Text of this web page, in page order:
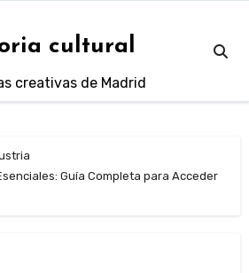
cultural
creativas de Madrid
Guía Completa para Acceder